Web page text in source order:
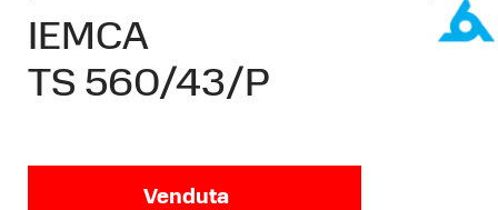
IEMCA
TS 560/43/P
Venduta